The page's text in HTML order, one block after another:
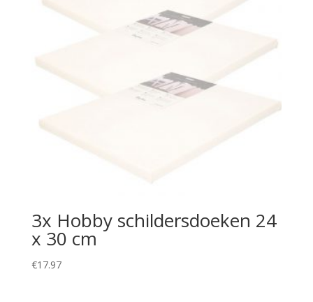
3x Hobby schildersdoeken 24
x 30 cm
€17.97